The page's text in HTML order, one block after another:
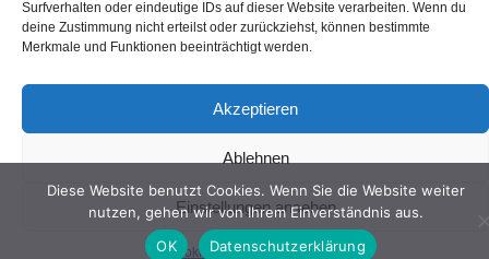
Surfverhalten oder eindeutige IDs auf dieser Website verarbeiten. Wenn du
deine Zustimmung nicht erteilst oder zurückziehst, können bestimmte
Merkmale und Funktionen beeinträchtigt werden.
Akzeptieren
Ablehnen
Einstellungen ansehen
Cookie-Richtlinie Datenschutz
Suffusion theme by Sayontan Sinha
Diese Website benutzt Cookies. Wenn Sie die Website weiter
nutzen, gehen wir von Ihrem Einverständnis aus.
OK
Datenschutzerklärung